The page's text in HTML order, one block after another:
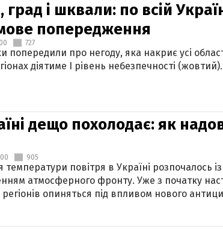
град і шквали: по всій
попередження
727
попередили про негоду, яка накриє усі
діятиме І рівень небезпечності (жовтий).
дещо похолодає: як
905
повітря в Україні розпочалось із
атмосферного фронту. Уже з початку
регіонів опиняться під впливом нового